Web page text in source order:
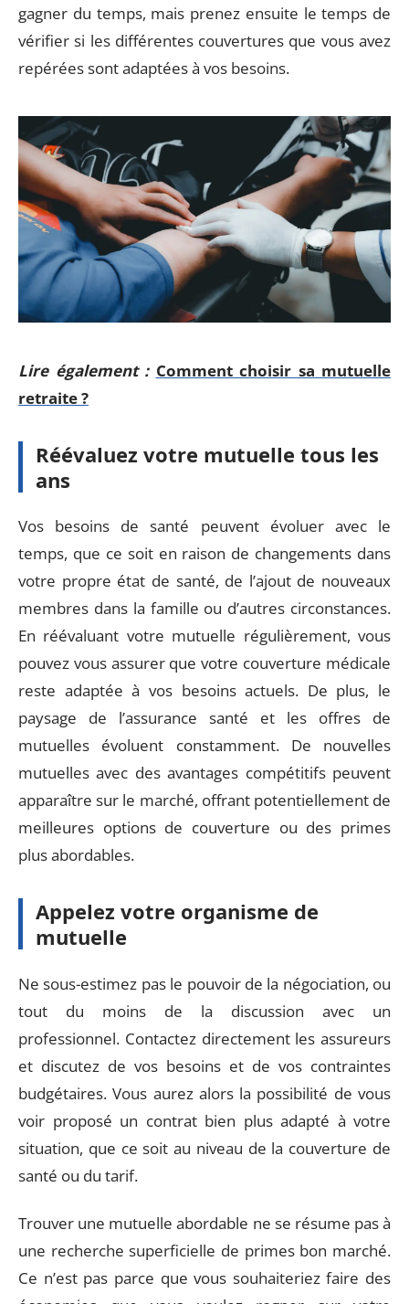
gagner du temps, mais prenez ensuite le temps de
vérifier si les différentes couvertures que vous avez
repérées sont adaptées à vos besoins.
Lire également : Comment choisir sa mutuelle
retraite ?
Réévaluez votre mutuelle tous les
ans
Vos besoins de santé peuvent évoluer avec le
temps, que ce soit en raison de changements dans
votre propre état de santé, de l’ajout de nouveaux
membres dans la famille ou d’autres circonstances.
En réévaluant votre mutuelle régulièrement, vous
pouvez vous assurer que votre couverture médicale
reste adaptée à vos besoins actuels. De plus, le
paysage de l’assurance santé et les offres de
mutuelles évoluent constamment. De nouvelles
mutuelles avec des avantages compétitifs peuvent
apparaître sur le marché, offrant potentiellement de
meilleures options de couverture ou des primes
plus abordables.
Appelez votre organisme de
mutuelle
Ne sous-estimez pas le pouvoir de la négociation, ou
tout du moins de la discussion avec un
professionnel. Contactez directement les assureurs
et discutez de vos besoins et de vos contraintes
budgétaires. Vous aurez alors la possibilité de vous
voir proposé un contrat bien plus adapté à votre
situation, que ce soit au niveau de la couverture de
santé ou du tarif.
Trouver une mutuelle abordable ne se résume pas à
une recherche superficielle de primes bon marché.
Ce n’est pas parce que vous souhaiteriez faire des